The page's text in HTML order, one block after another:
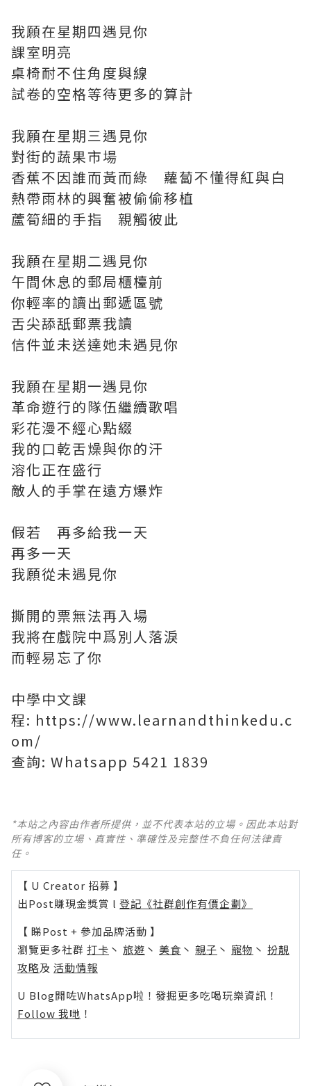
我願在星期四遇見你
課室明亮
桌椅耐不住角度與線
試卷的空格等待更多的算計
我願在星期三遇見你
對街的蔬果市場
香蕉不因誰而黃而綠 蘿蔔不懂得紅與白
熱帶雨林的興奮被偷偷移植
蘆筍細的手指 親觸彼此
我願在星期二遇見你
午間休息的郵局櫃檯前
你輕率的讀出郵遞區號
舌尖舔舐郵票我讀
信件並未送達她未遇見你
我願在星期一遇見你
革命遊行的隊伍繼續歌唱
彩花漫不經心點綴
我的口乾舌燥與你的汗
溶化正在盛行
敵人的手掌在遠方爆炸
假若 再多給我一天
再多一天
我願從未遇見你
撕開的票無法再入場
我將在戲院中爲別人落淚
而輕易忘了你
中學中文課
程: https://www.learnandthinkedu.c
om/
查詢: Whatsapp 5421 1839
*本站之內容由作者所提供，並不代表本站的立場。因此本站對
所有博客的立場、真實性、準確性及完整性不負任何法律責
任。
【 U Creator 招募 】
出Post賺現金獎賞 l 登記《社群創作有價企劃》
【 睇Post + 參加品牌活動 】
瀏覽更多社群 打卡 丶 旅遊 丶 美食 丶 親子 丶 寵物 丶 扮靚
攻略及 活動情報
U Blog開咗WhatsApp啦！發掘更多吃喝玩樂資訊！
Follow 我哋 ！